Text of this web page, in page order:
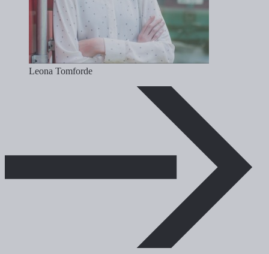
Leona Tomforde